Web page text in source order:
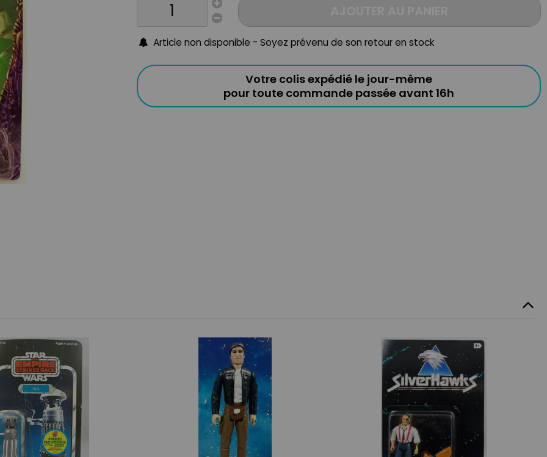
Article non disponible - Soyez prévenu de son retour en stock
Votre colis expédié le jour-même
pour toute commande passée avant 16h